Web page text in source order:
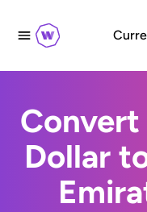
Dollar